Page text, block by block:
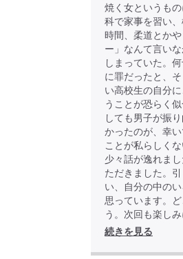
焼く女というも
科で家事を習い
時間、柔道とか
ー」なんて言い
しまっていた。
に罪だったと、
い高校生の自分
うことが恐らく
しても男子が振
かったのが、幸
ことが私らしく
少々話が逸れま
ただきました。
い、自分の中の
思っています。
う。次回も楽しみ
続きを見る